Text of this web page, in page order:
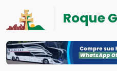
Roque